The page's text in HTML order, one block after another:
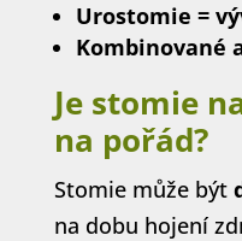
Urostomie =
Kombinované
Je stomie
na pořád?
Stomie může být
na dobu hojení